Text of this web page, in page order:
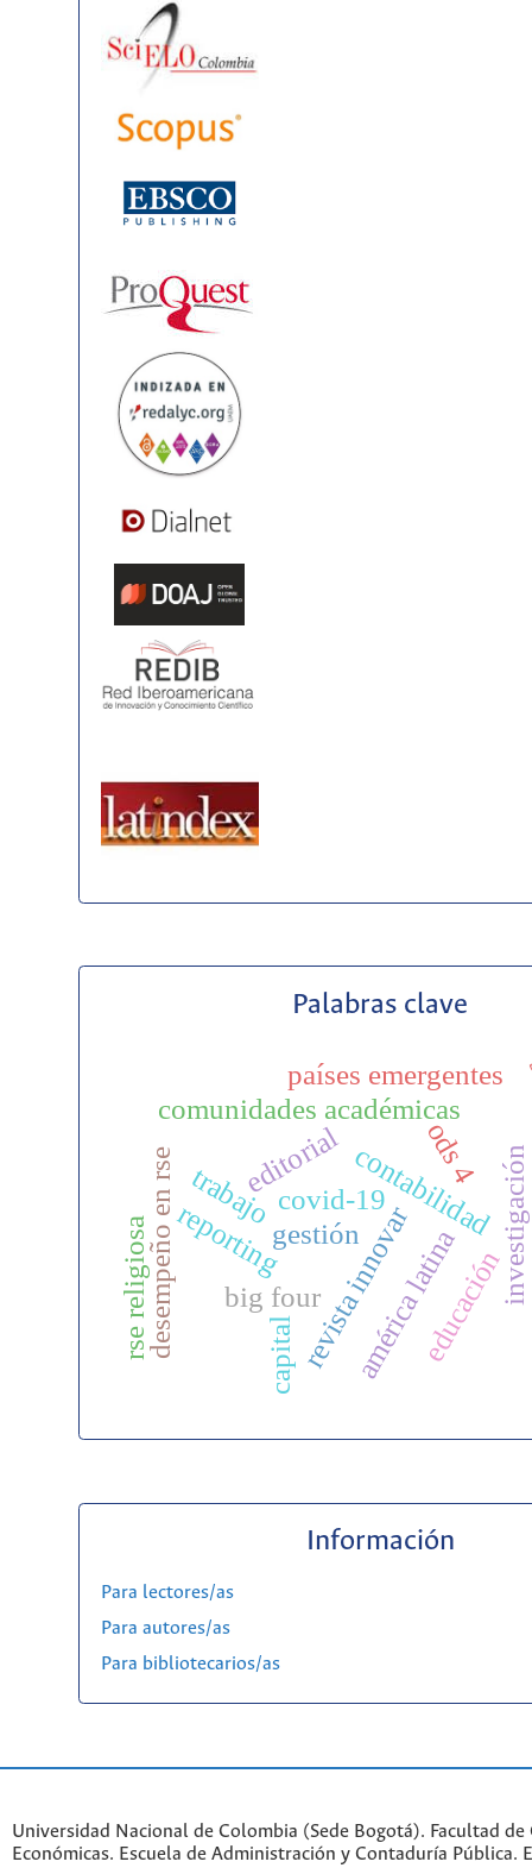
Palabras clave
comunidades académicas
contabilidad
gestión investigación
revista innovar
editorial
américa latina
reporting
países emergentes
educación
ods 4
big four
capital
covid-19
trabajo
desempeño en rse
rse religiosa
Información
Para lectores/as
Para autores/as
Para bibliotecarios/as
Universidad Nacional de Colombia (Sede Bogotá). Facultad de
Económicas. Escuela de Administración y Contaduría Pública.